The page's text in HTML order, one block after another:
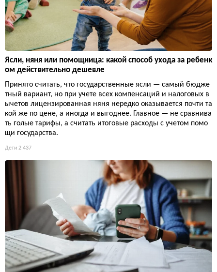
Ясли, няня или помощница: какой способ ухода за ребенк
ом действительно дешевле
Принято считать, что государственные ясли — самый бюдже
тный вариант, но при учете всех компенсаций и налоговых в
ычетов лицензированная няня нередко оказывается почти та
кой же по цене, а иногда и выгоднее. Главное — не сравнива
ть голые тарифы, а считать итоговые расходы с учетом помо
щи государства.
Дети 2 437